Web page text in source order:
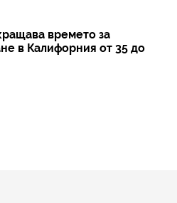
времето за
в Калифорния от 35 до